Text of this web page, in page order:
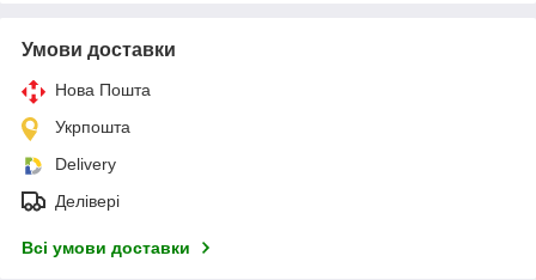
Умови доставки
Нова Пошта
Укрпошта
Delivery
Делівері
Всі умови доставки